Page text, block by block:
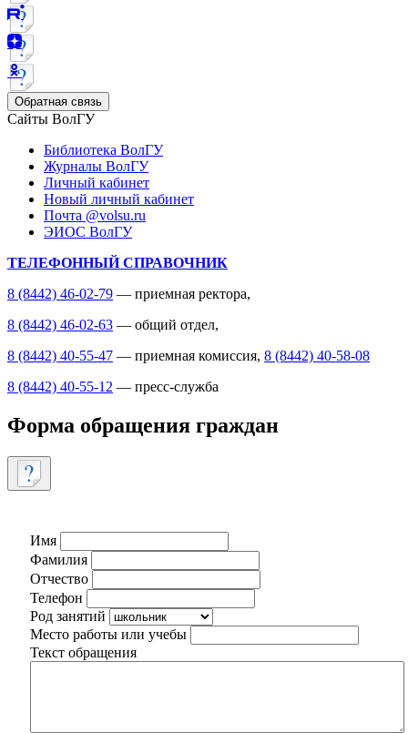
Обратная связь
Сайты ВолГУ
Библиотека ВолГУ
Журналы ВолГУ
Личный кабинет
Новый личный кабинет
Почта @volsu.ru
ЭИОС ВолГУ
ТЕЛЕФОННЫЙ СПРАВОЧНИК
8 (8442) 46-02-79 — приемная ректора,
8 (8442) 46-02-63 — общий отдел,
8 (8442) 40-55-47 — приемная комиссия, 8 (8442) 40-58-08
8 (8442) 40-55-12 — пресс-служба
Форма обращения граждан
Имя
Фамилия
Отчество
Телефон
Род занятий
Место работы или учебы
Текст обращения